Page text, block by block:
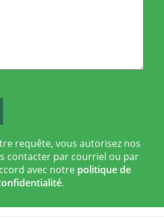
requête, vous autorisez nos
contacter par courriel ou par
avec notre politique de
.